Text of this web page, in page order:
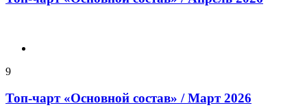
9
Топ-чарт «Основной состав» / Март 2026